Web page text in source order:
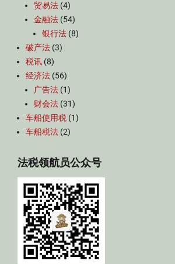
贸易法 (4)
金融法 (54)
银行法 (8)
破产法 (3)
税讯 (8)
经济法 (56)
广告法 (1)
财会法 (31)
车船使用税 (1)
车船税法 (2)
法税领航员公众号